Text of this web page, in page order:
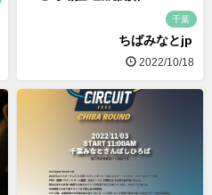
千葉
ちばみなとjp
2022/10/18